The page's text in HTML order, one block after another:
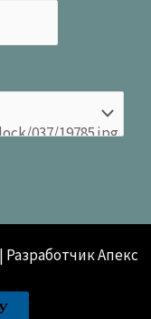
Апекс